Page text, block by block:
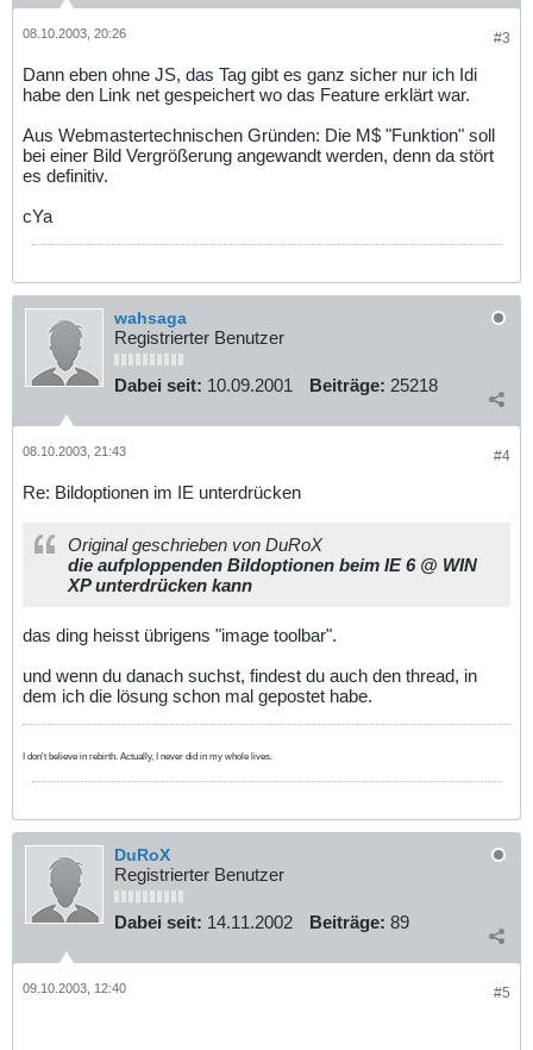
#3
08.10.2003, 20:26
Dann eben ohne JS, das Tag gibt es ganz sicher nur ich Idi
habe den Link net gespeichert wo das Feature erklärt war.
Aus Webmastertechnischen Gründen: Die M$ "Funktion" soll
bei einer Bild Vergrößerung angewandt werden, denn da stört
es definitiv.
cYa
wahsaga
Registrierter Benutzer
Dabei seit: 10.09.2001 Beiträge: 25218
#4
08.10.2003, 21:43
Re: Bildoptionen im IE unterdrücken
Original geschrieben von DuRoX
die aufploppenden Bildoptionen beim IE 6 @ WIN
XP unterdrücken kann
das ding heisst übrigens "image toolbar".
und wenn du danach suchst, findest du auch den thread, in
dem ich die lösung schon mal gepostet habe.
I don't believe in rebirth. Actually, I never did in my whole lives.
DuRoX
Registrierter Benutzer
Dabei seit: 14.11.2002 Beiträge: 89
#5
09.10.2003, 12:40